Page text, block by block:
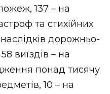
137 – на
та стихійних
дорожньо-
виїздів – на
понад тисячу
10 – на